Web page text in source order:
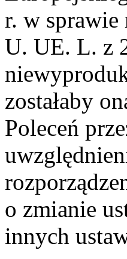
r. w
U. UE. L. z
zostałaby
Poleceń
o zmianie
innych